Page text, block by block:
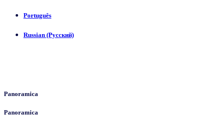
Português
Russian (Русский)
Panoramica
Panoramica